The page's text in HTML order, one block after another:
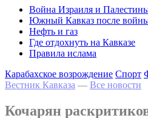
Война Израиля и
Южный Кавказ после
Нефть и газ
Где отдохнуть на Кавказе
Правила ислама
Карабахское возрождение Спорт
Вестник Кавказа — Все новости
Кочарян